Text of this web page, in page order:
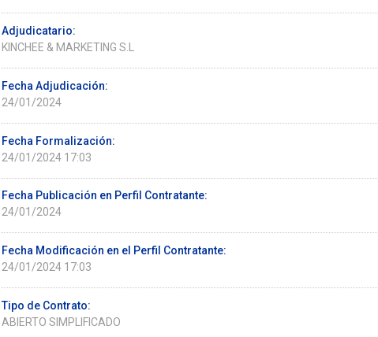
Adjudicatario:
KINCHEE & MARKETING S.L
Fecha Adjudicación:
24/01/2024
Fecha Formalización:
24/01/2024 17:03
Fecha Publicación en Perfil Contratante:
24/01/2024
Fecha Modificación en el Perfil Contratante:
24/01/2024 17:03
Tipo de Contrato:
ABIERTO SIMPLIFICADO